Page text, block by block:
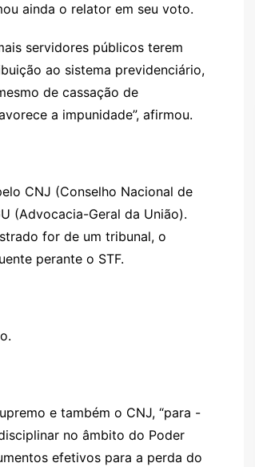
ainda o relator em seu voto.
servidores públicos terem
ao sistema previdenciário,
de cassação de
a impunidade”, afirmou.
CNJ (Conselho Nacional de
(Advocacia-Geral da União).
for de um tribunal, o
perante o STF.
e também o CNJ, “para -
no âmbito do Poder
efetivos para a perda do